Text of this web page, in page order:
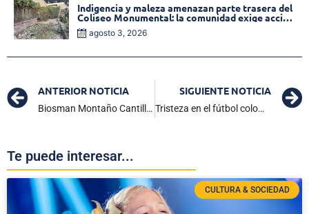
Indigencia y maleza amenazan parte trasera del
Coliseo Monumental: la comunidad exige acción
inmediata!
agosto 3, 2026
ANTERIOR NOTICIA
Biosman Montaño Cantillo, fue el hombre asesinado a bala en la vía Ciénaga – Puebloviejo
SIGUIENTE NOTICIA
Tristeza en el fútbol colombiano: Falleció el director técnico Pedro Sarmiento
Te puede interesar...
CULTURA & SOCIEDAD